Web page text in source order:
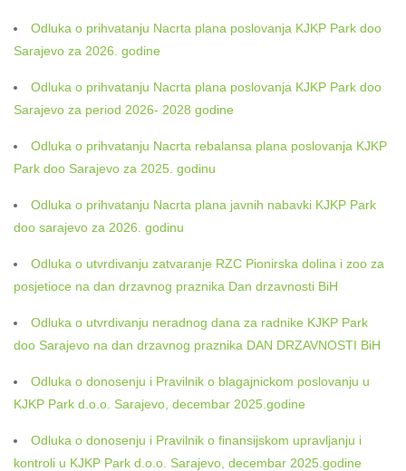
Odluka o prihvatanju Nacrta plana poslovanja KJKP Park doo
Sarajevo za 2026. godine
Odluka o prihvatanju Nacrta plana poslovanja KJKP Park doo
Sarajevo za period 2026- 2028 godine
Odluka o prihvatanju Nacrta rebalansa plana poslovanja KJKP
Park doo Sarajevo za 2025. godinu
Odluka o prihvatanju Nacrta plana javnih nabavki KJKP Park
doo sarajevo za 2026. godinu
Odluka o utvrdivanju zatvaranje RZC Pionirska dolina i zoo za
posjetioce na dan drzavnog praznika Dan drzavnosti BiH
Odluka o utvrdivanju neradnog dana za radnike KJKP Park
doo Sarajevo na dan drzavnog praznika DAN DRZAVNOSTI BiH
Odluka o donosenju i Pravilnik o blagajnickom poslovanju u
KJKP Park d.o.o. Sarajevo, decembar 2025.godine
Odluka o donosenju i Pravilnik o finansijskom upravljanju i
kontroli u KJKP Park d.o.o. Sarajevo, decembar 2025.godine